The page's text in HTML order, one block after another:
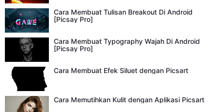
Cara Membuat Tulisan Breakout Di Android
[Picsay Pro]
Cara Membuat Typography Wajah Di Android
[Picsay Pro]
Cara Membuat Efek Siluet dengan Picsart
Cara Memutihkan Kulit dengan Aplikasi Picsart